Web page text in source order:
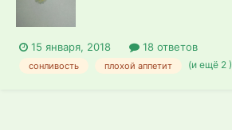
15 января, 2018 18 ответов
сонливость плохой аппетит (и ещё 2 )